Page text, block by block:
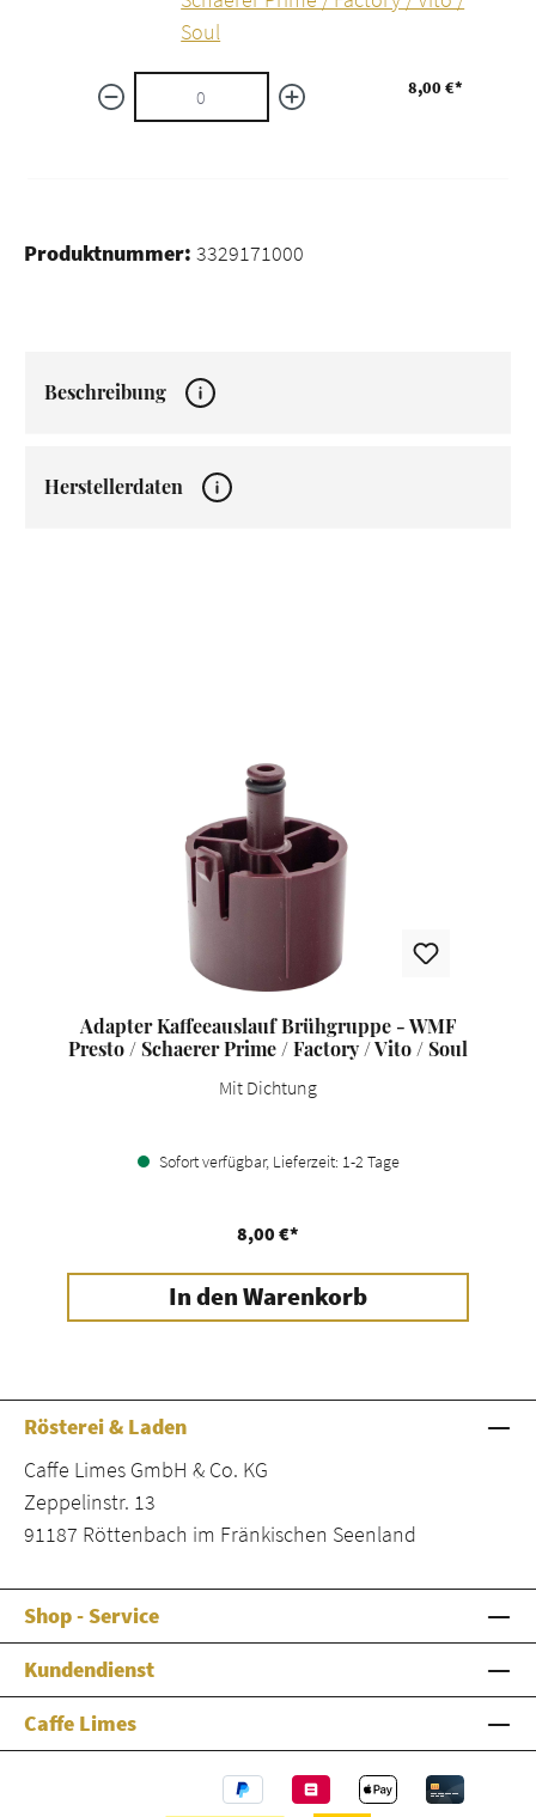
Soul
8,00 €*
Produktnummer: 3329171000
Beschreibung
Herstellerdaten
Adapter Kaffeeauslauf Brühgruppe - WMF
Presto / Schaerer Prime / Factory / Vito / Soul
Mit Dichtung
Sofort verfügbar, Lieferzeit: 1-2 Tage
8,00 €*
In den Warenkorb
Rösterei & Laden
Caffe Limes GmbH & Co. KG
Zeppelinstr. 13
91187 Röttenbach im Fränkischen Seenland
Shop - Service
Kundendienst
Caffe Limes